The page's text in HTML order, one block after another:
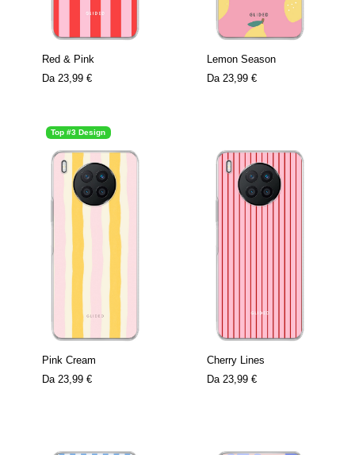
Red & Pink
Da 23,99 €
Lemon Season
Da 23,99 €
Top #3 Design
Pink Cream
Da 23,99 €
Cherry Lines
Da 23,99 €